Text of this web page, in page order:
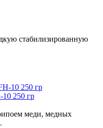
стабилизированную
250 гр
меди, медных